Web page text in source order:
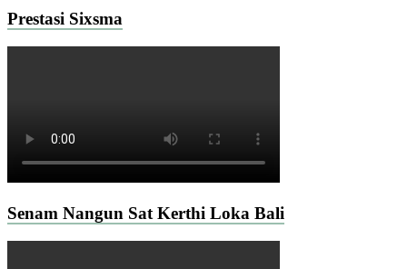
Prestasi Sixsma
Senam Nangun Sat Kerthi Loka Bali